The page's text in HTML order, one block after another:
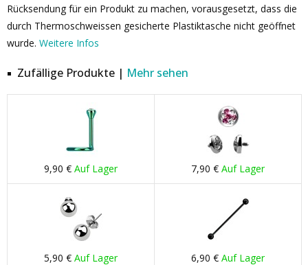
Rücksendung für ein Produkt zu machen, vorausgesetzt, dass die
durch Thermoschweissen gesicherte Plastiktasche nicht geöffnet
wurde. Weitere Infos
Zufällige Produkte | Mehr sehen
9,90 € Auf Lager 7,90 € Auf Lager
5,90 € Auf Lager 6,90 € Auf Lager